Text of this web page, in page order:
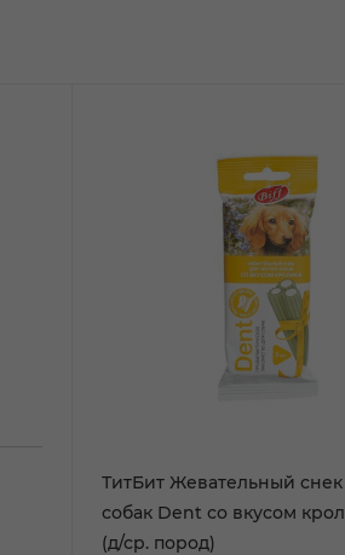
ТитБит Жевательный снек
собак Dent со вкусом
(д/ср. пород)